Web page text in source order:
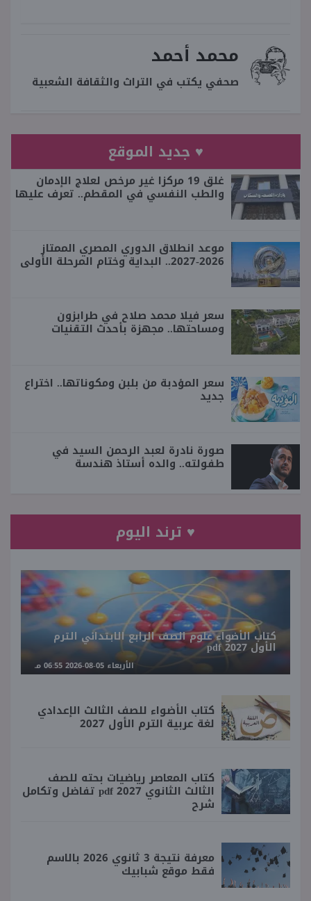
محمد أحمد
صحفي يكتب في التراث والثقافة الشعبية
♥ جديد الموقع
غلق 19 مركزا غير مرخص لعلاج الإدمان
والطب النفسي في المقطم.. تعرف عليها
موعد انطلاق الدوري المصري الممتاز
2026-2027.. البداية وختام المرحلة الأولى
سعر فيلا محمد صلاح في طرابزون
ومساحتها.. مجهزة بأحدث التقنيات
سعر المؤدبة من بلبن ومكوناتها.. اختراع
جديد
صورة نادرة لعبد الرحمن السيد في
طفولته.. والده أستاذ هندسة
♥ ترند اليوم
كتاب الأضواء علوم الصف الرابع الابتدائي الترم
الأول 2027 pdf
الأربعاء 05-08-2026 06:55 مـ
كتاب الأضواء للصف الثالث الإعدادي
لغة عربية الترم الأول 2027
كتاب المعاصر رياضيات بحته للصف
الثالث الثانوي 2027 pdf تفاضل وتكامل
شرح
معرفة نتيجة 3 ثانوي 2026 بالاسم
فقط موقع شبابيك